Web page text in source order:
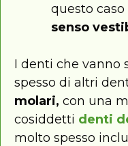
questo caso
senso
I denti che vanno
spesso di altri
molari, con una
cosiddetti denti
molto spesso